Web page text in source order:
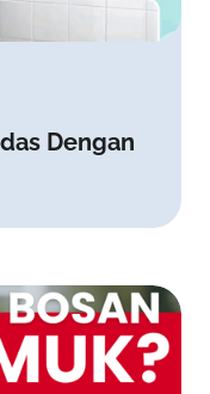
Dengan